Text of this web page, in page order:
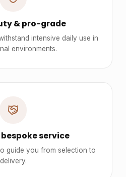
& pro-grade
intensive daily use in
environments.
service
guide you from selection to
delivery.